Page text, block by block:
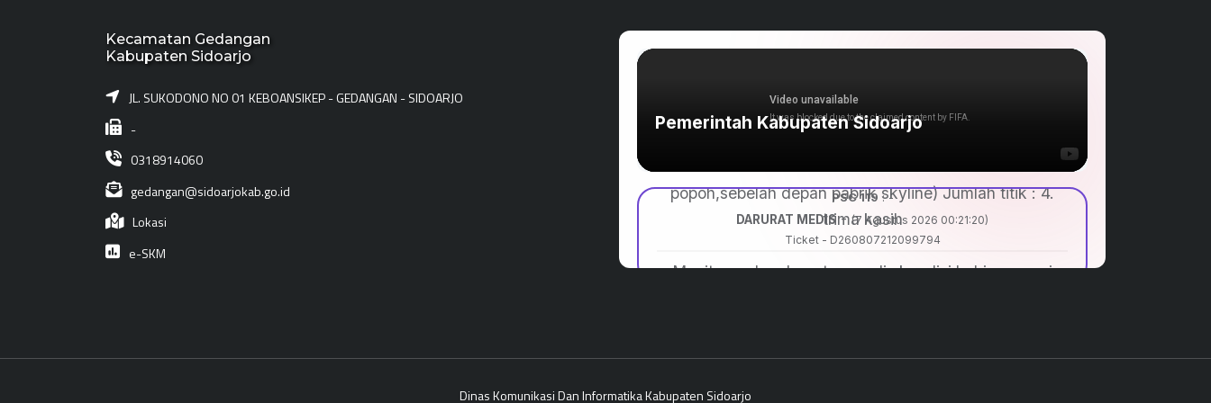
Kecamatan Gedangan
Kabupaten Sidoarjo
JL. SUKODONO NO 01 KEBOANSIKEP - GEDANGAN - SIDOARJO
-
0318914060
gedangan@sidoarjokab.go.id
Lokasi
e-SKM
Dinas Komunikasi Dan Informatika Kabupaten Sidoarjo